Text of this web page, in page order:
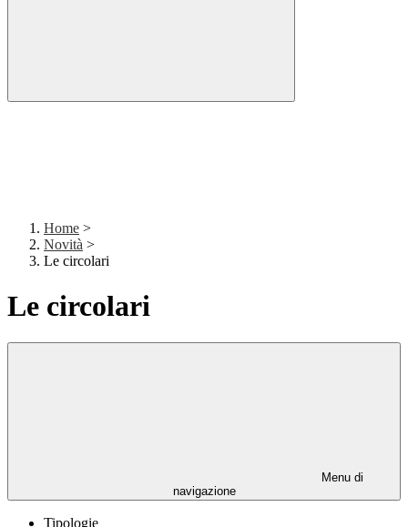
Home >
Novità >
Le circolari
Le circolari
Menu di
navigazione
Tipologie